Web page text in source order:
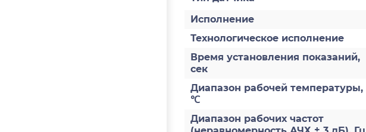
Исполнение
Технологическое исполнение
Время установления показаний,
сек
Диапазон рабочей температуры,
℃
Диапазон рабочих частот